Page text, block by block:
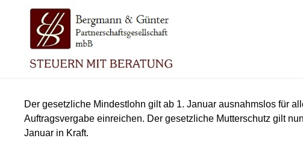
Der gesetzliche Mindestlohn gilt ab 1. Januar ausnahmslos für
Auftragsvergabe einreichen. Der gesetzliche Mutterschutz gilt
Januar in Kraft.